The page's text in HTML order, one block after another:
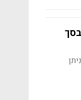
ניתן